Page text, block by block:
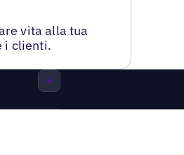
vita alla tua
i clienti.